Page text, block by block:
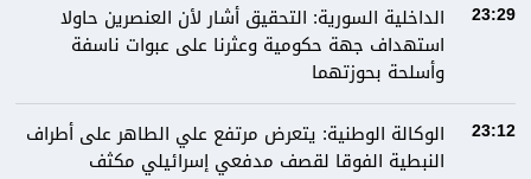
23:29
الداخلية السورية: التحقيق أشار لأن العنصرين حاولا
استهداف جهة حكومية وعثرنا على عبوات ناسفة
وأسلحة بحوزتهما
23:12
الوكالة الوطنية: يتعرض مرتفع علي الطاهر على أطراف
النبطية الفوقا لقصف مدفعي إسرائيلي مكثف